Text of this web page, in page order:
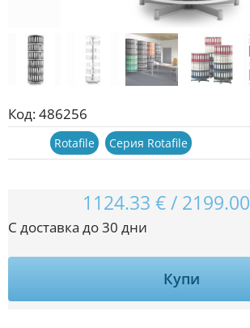
Код:486256
Rotafile , Серия Rotafile
1124.33 € / 2199.00
С доставка до 30 дни
Купи